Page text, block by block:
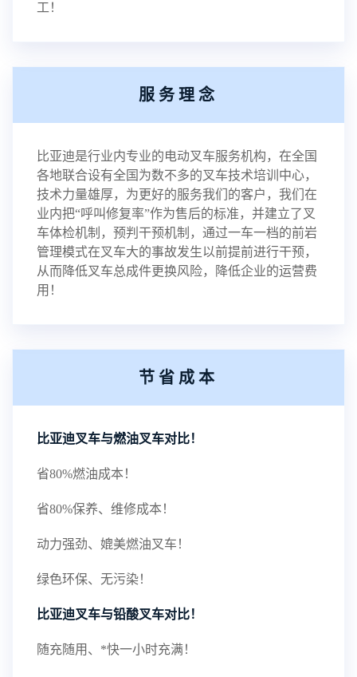
工！
服务理念
比亚迪是行业内专业的电动叉车服务机构，在全国
各地联合设有全国为数不多的叉车技术培训中心，
技术力量雄厚，为更好的服务我们的客户，我们在
业内把“呼叫修复率”作为售后的标准，并建立了叉
车体检机制，预判干预机制，通过一车一档的前岩
管理模式在叉车大的事故发生以前提前进行干预，
从而降低叉车总成件更换风险，降低企业的运营费
用！
节省成本
比亚迪叉车与燃油叉车对比！
省80%燃油成本！
省80%保养、维修成本！
动力强劲、媲美燃油叉车！
绿色环保、无污染！
比亚迪叉车与铅酸叉车对比！
随充随用、*快一小时充满！